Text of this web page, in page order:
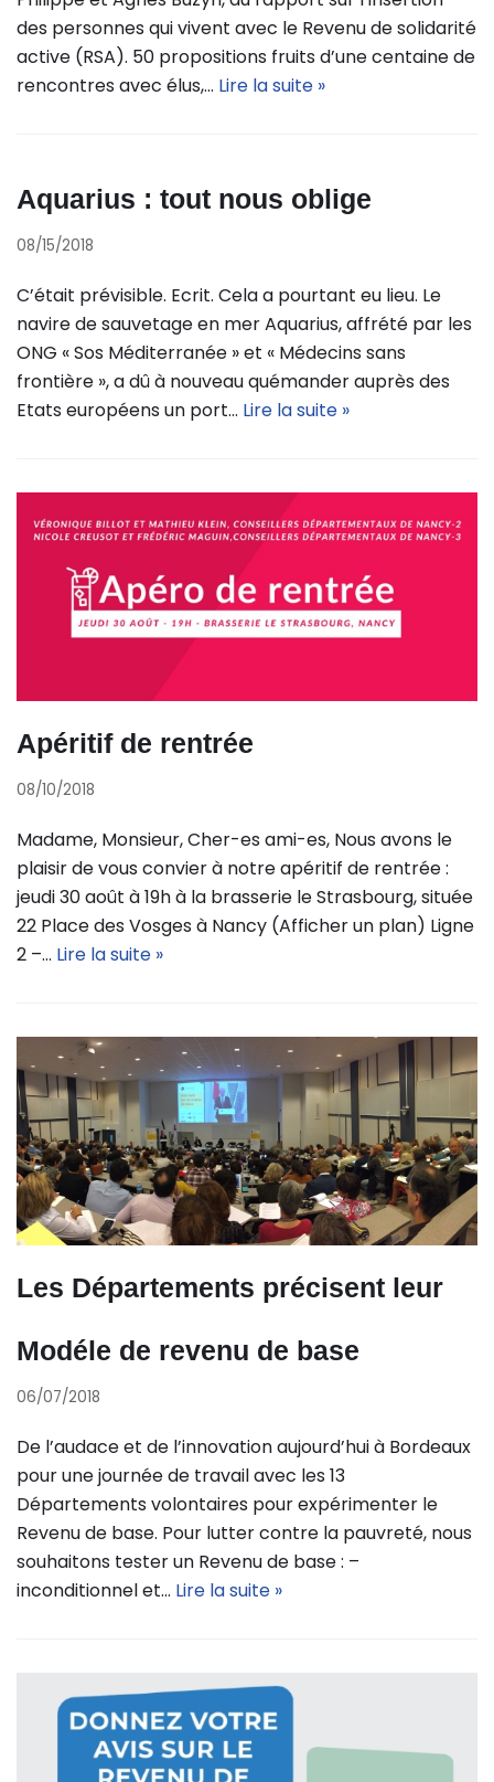
des personnes qui vivent avec le Revenu de solidarité
active (RSA). 50 propositions fruits d’une centaine de
rencontres avec élus,… Lire la suite »
Aquarius : tout nous oblige
08/15/2018
C’était prévisible. Ecrit. Cela a pourtant eu lieu. Le
navire de sauvetage en mer Aquarius, affrété par les
ONG « Sos Méditerranée » et « Médecins sans
frontière », a dû à nouveau quémander auprès des
Etats européens un port… Lire la suite »
Apéritif de rentrée
08/10/2018
Madame, Monsieur, Cher-es ami-es, Nous avons le
plaisir de vous convier à notre apéritif de rentrée :
jeudi 30 août à 19h à la brasserie le Strasbourg, située
22 Place des Vosges à Nancy (Afficher un plan) Ligne
2 –… Lire la suite »
Les Départements précisent leur
Modéle de revenu de base
06/07/2018
De l’audace et de l’innovation aujourd’hui à Bordeaux
pour une journée de travail avec les 13
Départements volontaires pour expérimenter le
Revenu de base. Pour lutter contre la pauvreté, nous
souhaitons tester un Revenu de base : –
inconditionnel et… Lire la suite »